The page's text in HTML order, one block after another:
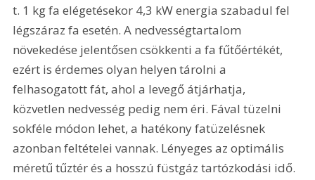
t. 1 kg fa elégetésekor 4,3 kW energia szabadul fel
légszáraz fa esetén. A nedvességtartalom
növekedése jelentősen csökkenti a fa fűtőértékét,
ezért is érdemes olyan helyen tárolni a
felhasogatott fát, ahol a levegő átjárhatja,
közvetlen nedvesség pedig nem éri. Fával tüzelni
sokféle módon lehet, a hatékony fatüzelésnek
azonban feltételei vannak. Lényeges az optimális
méretű tűztér és a hosszú füstgáz tartózkodási idő.